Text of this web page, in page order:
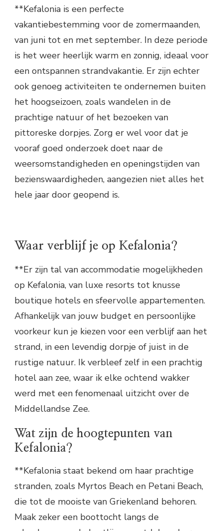
**Kefalonia is een perfecte
vakantiebestemming voor de zomermaanden,
van juni tot en met september. In deze periode
is het weer heerlijk warm en zonnig, ideaal voor
een ontspannen strandvakantie. Er zijn echter
ook genoeg activiteiten te ondernemen buiten
het hoogseizoen, zoals wandelen in de
prachtige natuur of het bezoeken van
pittoreske dorpjes. Zorg er wel voor dat je
vooraf goed onderzoek doet naar de
weersomstandigheden en openingstijden van
bezienswaardigheden, aangezien niet alles het
hele jaar door geopend is.
Waar verblijf je op Kefalonia?
**Er zijn tal van accommodatie mogelijkheden
op Kefalonia, van luxe resorts tot knusse
boutique hotels en sfeervolle appartementen.
Afhankelijk van jouw budget en persoonlijke
voorkeur kun je kiezen voor een verblijf aan het
strand, in een levendig dorpje of juist in de
rustige natuur. Ik verbleef zelf in een prachtig
hotel aan zee, waar ik elke ochtend wakker
werd met een fenomenaal uitzicht over de
Middellandse Zee.
Wat zijn de hoogtepunten van
Kefalonia?
**Kefalonia staat bekend om haar prachtige
stranden, zoals Myrtos Beach en Petani Beach,
die tot de mooiste van Griekenland behoren.
Maak zeker een boottocht langs de